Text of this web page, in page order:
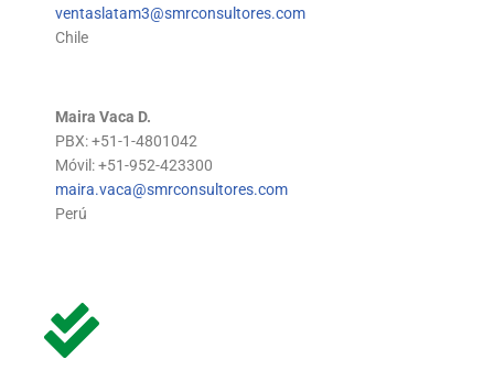
ventaslatam3@smrconsultores.com
Chile
Maira Vaca D.
PBX: +51-1-4801042
Móvil: +51-952-423300
maira.vaca@smrconsultores.com
Perú